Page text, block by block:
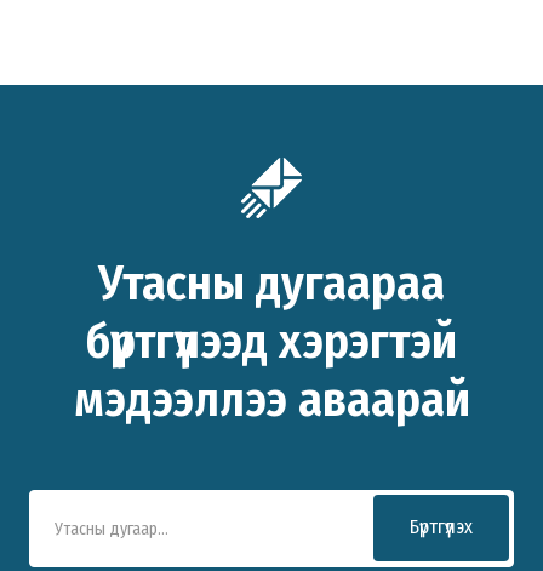
Утасны дугаараа
бүртгүүлээд хэрэгтэй
мэдээллээ аваарай
Бүртгүүлэх